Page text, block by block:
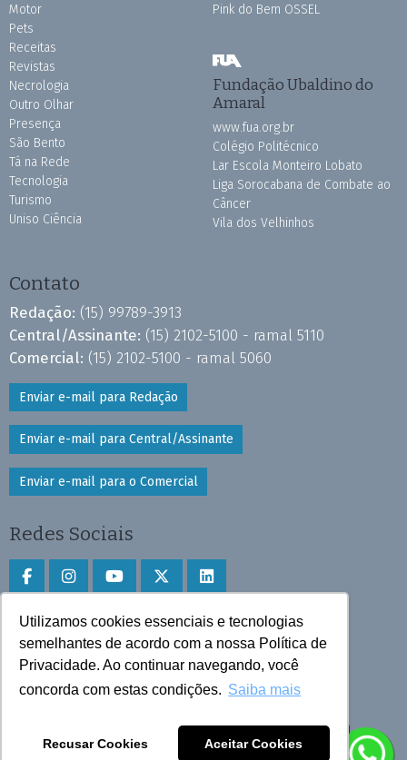
Utilizamos cookies essenciais e tecnologias
semelhantes de acordo com a nossa Política de
Privacidade. Ao continuar navegando, você
concorda com estas condições. Saiba mais
Recusar Cookies Aceitar Cookies
Motor
Pets
Receitas
Revistas
Necrologia
Outro Olhar
Presença
São Bento
Tá na Rede
Tecnologia
Turismo
Uniso Ciência
Pink do Bem OSSEL
Fundação Ubaldino do
Amaral
www.fua.org.br
Colégio Politécnico
Lar Escola Monteiro Lobato
Liga Sorocabana de Combate ao
Câncer
Vila dos Velhinhos
Contato
Redação: (15) 99789-3913
Central/Assinante: (15) 2102-5100 - ramal 5110
Comercial: (15) 2102-5100 - ramal 5060
Enviar e-mail para Redação
Enviar e-mail para Central/Assinante
Enviar e-mail para o Comercial
Redes Sociais
Faça download do aplicativo
Play Store e App Store
Todos os direitos reservados © 2025 Cruzeiro do Sul